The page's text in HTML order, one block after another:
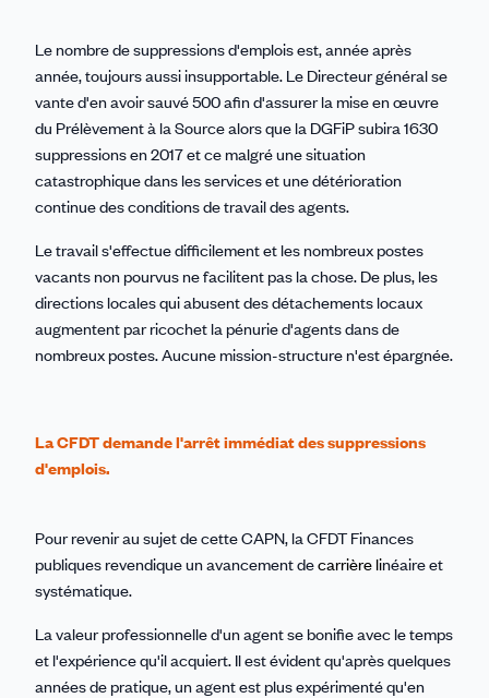
Linkedin
Facebook
Threads
Bluesky
email
Le nombre de suppressions d'emplois est, année après
année, toujours aussi insupportable. Le Directeur général se
vante d'en avoir sauvé 500 afin d'assurer la mise en œuvre
du Prélèvement à la Source alors que la DGFiP subira 1630
suppressions en 2017 et ce malgré une situation
catastrophique dans les services et une détérioration
continue des conditions de travail des agents.
Le travail s'effectue difficilement et les nombreux postes
vacants non pourvus ne facilitent pas la chose. De plus, les
directions locales qui abusent des détachements locaux
augmentent par ricochet la pénurie d'agents dans de
nombreux postes. Aucune mission-structure n'est épargnée.
La CFDT demande l'arrêt immédiat des suppressions
d'emplois.
Pour revenir au sujet de cette CAPN, la CFDT Finances
publiques revendique un avancement decarrière linéaire et
systématique.
La valeur professionnelle d'un agent se bonifie avec le temps
et l'expérience qu'il acquiert. Il est évident qu'après quelques
années de pratique, un agent est plus expérimenté qu'en